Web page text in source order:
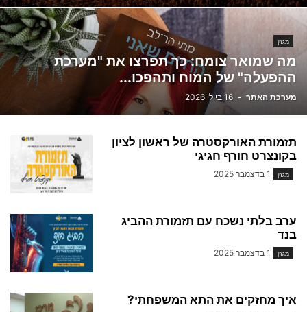
מגזין
מה שמואר צומח: כך תפרצו את "מערכת
ההפעלה" של המוח ותהפכו...
מערכת האתר - 16 ביולי 2026
תזמורת האורקסטרה של ראשון לציון
בקונצרט חורף חגיגי
מגזין 1 בדצמבר 2025
ערב בלתי נשכח עם תזמורת ההביג
בנד
מגזין 1 בדצמבר 2025
איך מחזקים את התא המשפחתי?